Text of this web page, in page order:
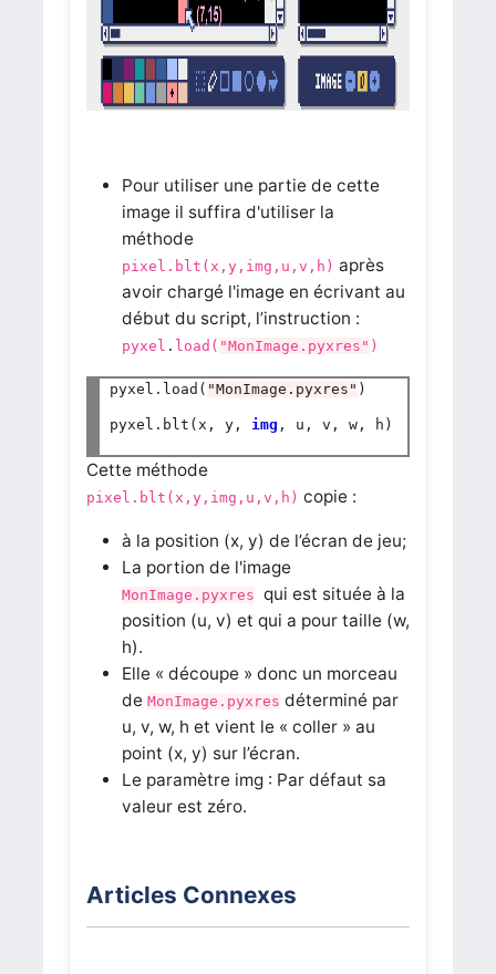
Pour utiliser une partie de cette
image il suffira d'utiliser la
méthode
pixel.blt(x,y,img,u,v,h) après
avoir chargé l'image en écrivant au
début du script, l’instruction :
pyxel . load( "MonImage.pyxres" )
pyxel . load( "MonImage.pyxres" )
pyxel . blt(x, y, img , u, v, w, h)
Cette méthode
pixel.blt(x,y,img,u,v,h) copie :
à la position (x, y) de l’écran de jeu;
La portion de l'image
MonImage.pyxres qui est située à la
position (u, v) et qui a pour taille (w,
h).
Elle « découpe » donc un morceau
de MonImage.pyxres déterminé par
u, v, w, h et vient le « coller » au
point (x, y) sur l’écran.
Le paramètre img : Par défaut sa
valeur est zéro.
Articles Connexes